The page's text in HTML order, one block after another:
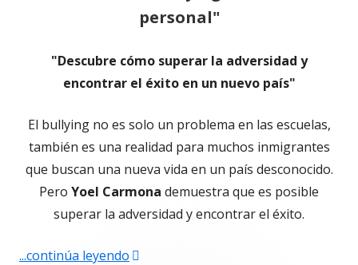
personal"
"Descubre cómo superar la adversidad y
encontrar el éxito en un nuevo país"
El bullying no es solo un problema en las escuelas,
también es una realidad para muchos inmigrantes
que buscan una nueva vida en un país desconocido.
Pero Yoel Carmona demuestra que es posible
superar la adversidad y encontrar el éxito.
...continúa leyendo "«De víctima a líder: El increíble